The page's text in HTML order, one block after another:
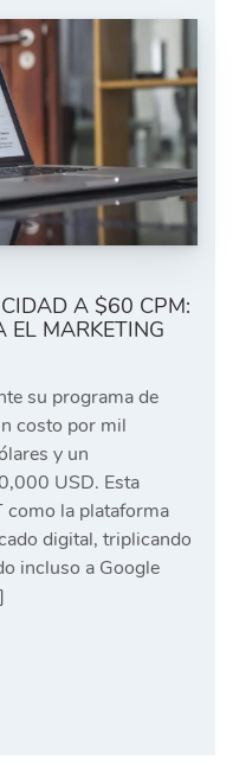
A $60 CPM:
EL MARKETING
su programa de
costo por mil
y un
USD. Esta
como la plataforma
digital, triplicando
incluso a Google